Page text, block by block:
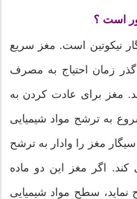
است ؟
نیکوتین است. مغز سریع
گذر زمان احتیاج به مصرف
مغز برای عادت کردن به
به ترشح مواد شیمیایی
مغز را وادار به ترشح
کند. اگر مغز این دو ماده
سطح مواد شیمیایی